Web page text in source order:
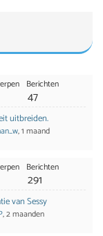
Berichten
47
uitbreiden.
, 1 maand
Berichten
291
van Sessy
, 2 maanden